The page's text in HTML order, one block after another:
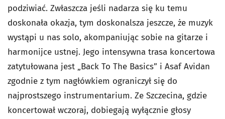
podziwiać. Zwłaszcza jeśli nadarza się ku temu
doskonała okazja, tym doskonalsza jeszcze, że muzyk
wystąpi u nas solo, akompaniując sobie na gitarze i
harmonijce ustnej. Jego intensywna trasa koncertowa
zatytułowana jest „Back To The Basics” i Asaf Avidan
zgodnie z tym nagłówkiem ograniczył się do
najprostszego instrumentarium. Ze Szczecina, gdzie
koncertował wczoraj, dobiegają wyłącznie głosy